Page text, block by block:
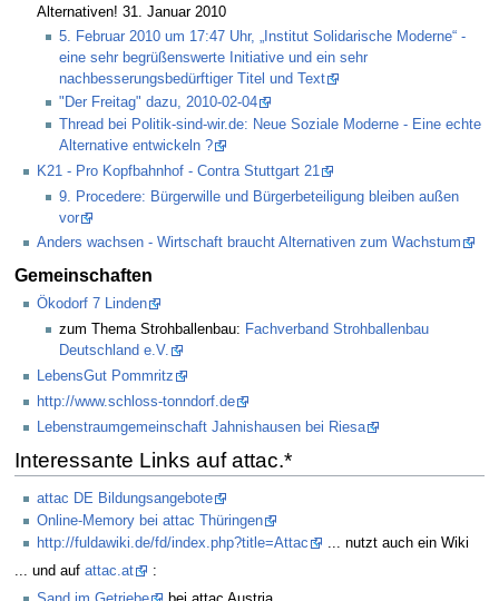
Alternativen! 31. Januar 2010
5. Februar 2010 um 17:47 Uhr, „Institut Solidarische Moderne“ -
eine sehr begrüßenswerte Initiative und ein sehr
nachbesserungsbedürftiger Titel und Text
"Der Freitag" dazu, 2010-02-04
Thread bei Politik-sind-wir.de: Neue Soziale Moderne - Eine echte
Alternative entwickeln ?
K21 - Pro Kopfbahnhof - Contra Stuttgart 21
9. Procedere: Bürgerwille und Bürgerbeteiligung bleiben außen
vor
Anders wachsen - Wirtschaft braucht Alternativen zum Wachstum
Gemeinschaften
Ökodorf 7 Linden
zum Thema Strohballenbau: Fachverband Strohballenbau
Deutschland e.V.
LebensGut Pommritz
http://www.schloss-tonndorf.de
Lebenstraumgemeinschaft Jahnishausen bei Riesa
Interessante Links auf attac.*
attac DE Bildungsangebote
Online-Memory bei attac Thüringen
http://fuldawiki.de/fd/index.php?title=Attac
... nutzt auch ein Wiki
... und auf attac.at
: